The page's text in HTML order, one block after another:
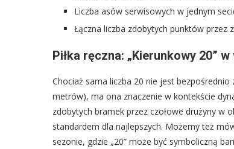
Liczba asów serwisowych w jednym
Łączna liczba zdobytych punktów przez
Piłka ręczna: „Kierunkowy 20”
Chociaż sama liczba 20 nie jest
metrów), ma ona znaczenie w kontekście
zdobytych bramek przez czołowe drużyny w
standardem dla najlepszych. Możemy też
sezonie, gdzie „20” może być symboliczną